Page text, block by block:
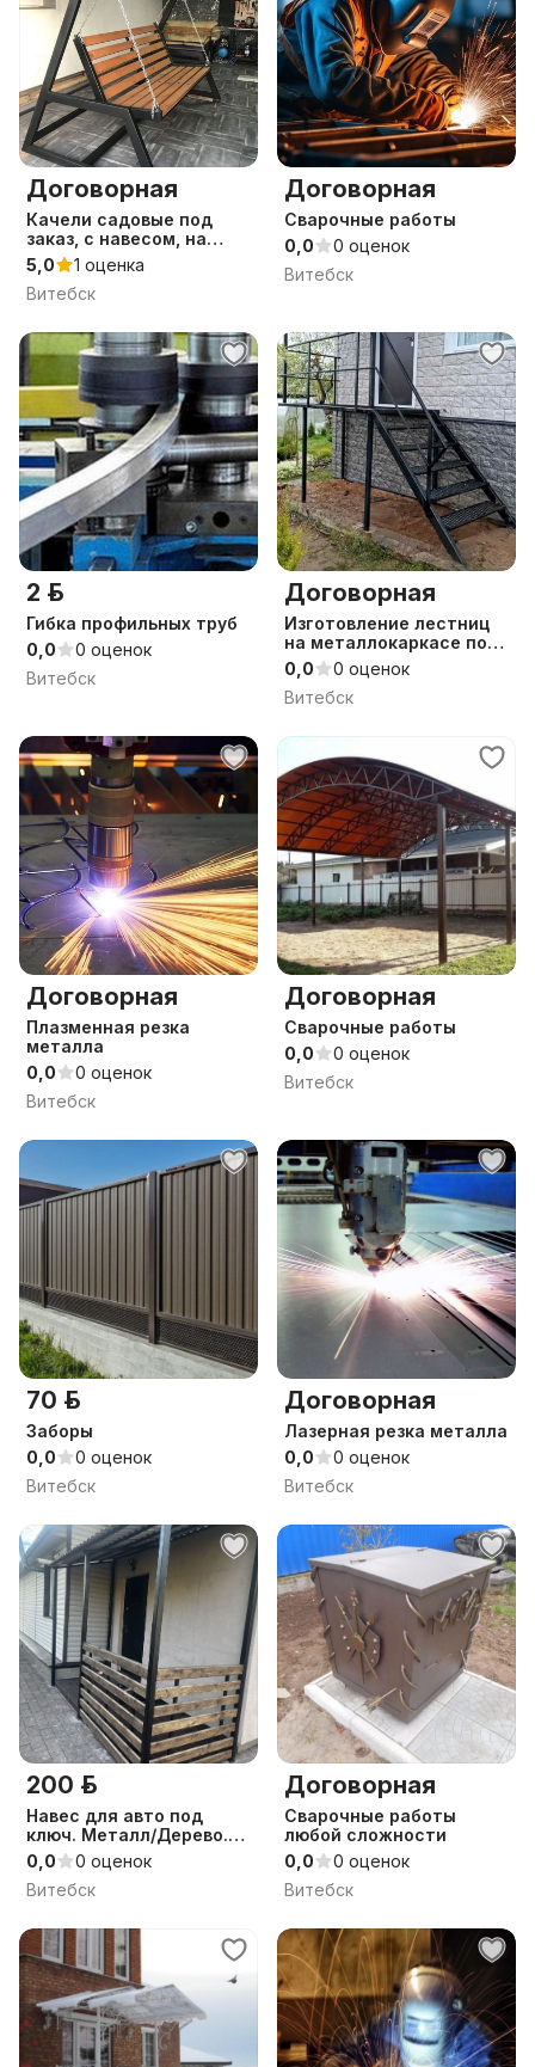
Договорная
Качели садовые под
заказ, с навесом, на
стойке
5,0
1 оценка
Витебск
Договорная
Сварочные работы
0,0
0 оценок
Витебск
2 р.
Гибка профильных труб
0,0
0 оценок
Витебск
Договорная
Изготовление лестниц
на металлокаркасе под
ключ
0,0
0 оценок
Витебск
Договорная
Плазменная резка
металла
0,0
0 оценок
Витебск
Договорная
Сварочные работы
0,0
0 оценок
Витебск
70 р.
Заборы
0,0
0 оценок
Витебск
Договорная
Лазерная резка металла
0,0
0 оценок
Витебск
200 р.
Навес для авто под
ключ. Металл/Дерево.
Сварка.
0,0
0 оценок
Витебск
Договорная
Сварочные работы
любой сложности
0,0
0 оценок
Витебск